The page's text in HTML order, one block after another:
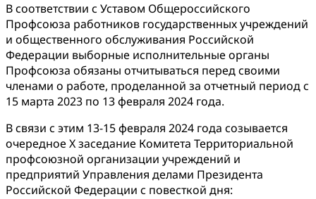
В соответствии с Уставом Общероссийского
Профсоюза работников государственных учреждений
и общественного обслуживания Российской
Федерации выборные исполнительные органы
Профсоюза обязаны отчитываться перед своими
членами о работе, проделанной за отчетный период с
15 марта 2023 по 13 февраля 2024 года.
В связи с этим 13-15 февраля 2024 года созывается
очередное X заседание Комитета Территориальной
профсоюзной организации учреждений и
предприятий Управления делами Президента
Российской Федерации с повесткой дня: